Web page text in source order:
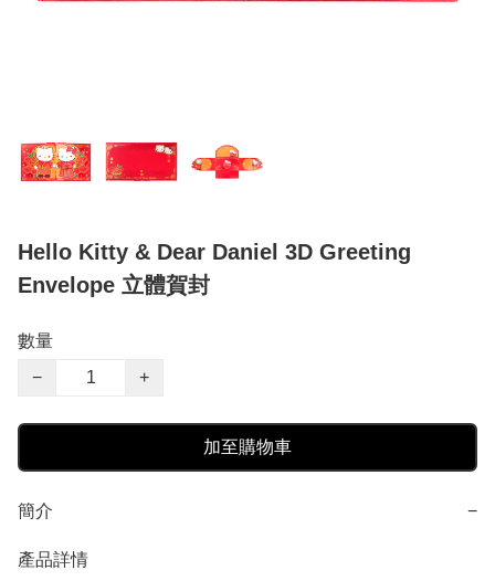
Hello Kitty & Dear Daniel 3D Greeting
Envelope 立體賀封
數量
−
+
加至購物車
簡介 −
產品詳情